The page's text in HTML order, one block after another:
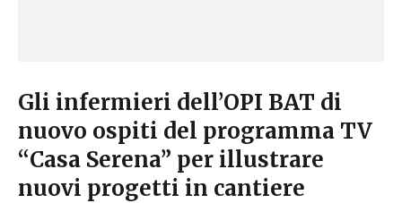
Gli infermieri dell’OPI BAT di
nuovo ospiti del programma TV
“Casa Serena” per illustrare
nuovi progetti in cantiere